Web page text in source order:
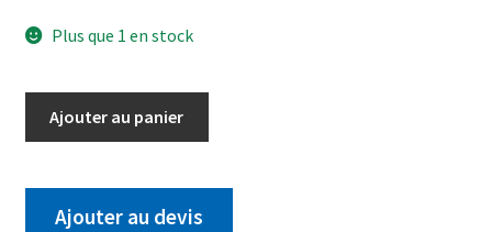
Plus que 1 en stock
Ajouter au panier
Ajouter au devis